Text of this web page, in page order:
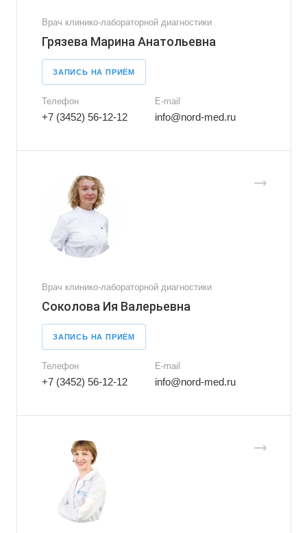
Врач клинико-лабораторной диагностики
Грязева Марина Анатольевна
ЗАПИСЬ НА ПРИЁМ
Телефон
+7 (3452) 56-12-12
E-mail
info@nord-med.ru
Врач клинико-лабораторной диагностики
Соколова Ия Валерьевна
ЗАПИСЬ НА ПРИЁМ
Телефон
+7 (3452) 56-12-12
E-mail
info@nord-med.ru